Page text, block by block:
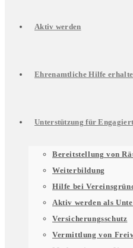
Aktiv werden
Ehrenamtliche Hilfe
Unterstützung für
Bereitstellung von
Weiterbildung
Hilfe bei
Aktiv werden als
Versicherungsschutz
Vermittlung von